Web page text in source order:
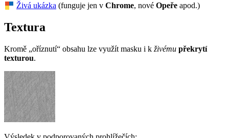
Živá ukázka (funguje jen v Chrome, nové Opeře apod.)
Textura
Kromě „oříznutí“ obsahu lze využít masku i k živému překrytí
texturou.